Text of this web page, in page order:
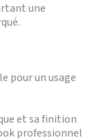
une
pour un usage
et sa finition
professionnel